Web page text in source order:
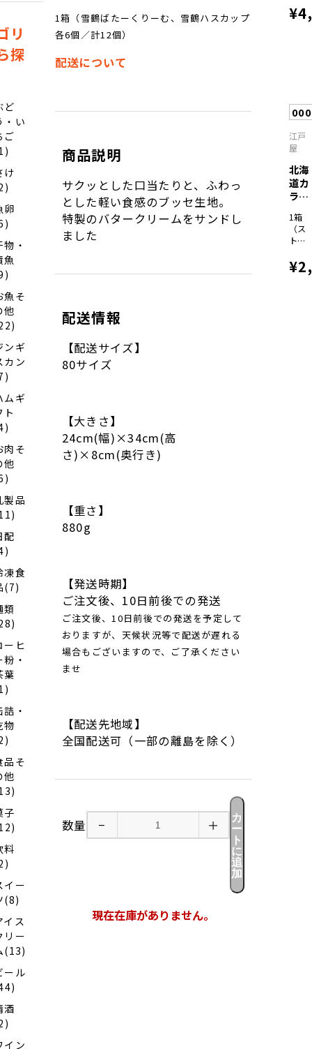
リ
探
ど
・い
ご
け
卵
物・
魚
魚そ
他
ンギ
カン
ムギ
ト
肉そ
他
製品
配
凍食
(7)
類
ーヒ
粉・
葉
詰・
物
品そ
他
子
料
イー
(8)
イス
リー
(13)
ール
酒
イン
1箱（雪鶴ばたーくりーむ、雪鶴ハスカップ
各6個／計12個）
配送について
商品説明
サクッとした口当たりと、ふわっ
とした軽い食感のブッセ生地。
特製のバタークリームをサンドし
ました
配送情報
【配送サイズ】
80サイズ
【大きさ】
24cm(幅)×34cm(高
さ)×8cm(奥行き)
【重さ】
880g
【発送時期】
ご注文後、10日前後での発送
ご注文後、10日前後での発送を予定して
おりますが、天候状況等で配送が遅れる
場合もございますので、ご了承ください
ませ
【配送先地域】
全国配送可（一部の離島を除く）
数量 − ＋
カ
ー
ト
に
追
加
現在在庫がありません。
×18
モン
＆キ
ャラ
メル
×各
９）
江戸
屋
北海
道カ
ラフ
ルバ
ウ...
1箱
（ス
トロ
ーバ
ウ